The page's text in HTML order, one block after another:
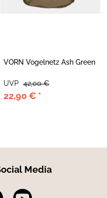
VORN Vogelnetz Ash Green
22,90 € *
UVP 42,00 €
Media